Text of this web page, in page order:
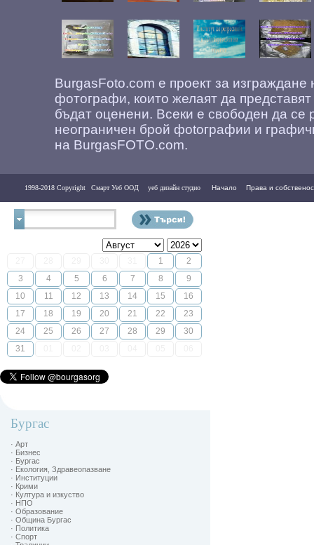
BurgasFoto.com е проект за
фотографи, които желаят да
бъдат оценени. Всеки е свободен да се
неограничен брой фоtографии и
на BurgasFOTO.com.
1998-2018 Copyright Смарт Уеб ООД уеб дизайн студио Начало Права и
1
2
3
4 5 6 7 8
9
10
11 12 13 14 15
16
17
18 19 20 21 22
23
24
25 26 27 28 29
30
31
Бургас
· Арт
· Бизнес
· Бургас
· Екология, Здравеопазване
· Институции
· Крими
· Култура и изкуство
· НПО
· Образование
· Община Бургас
· Политика
· Спорт